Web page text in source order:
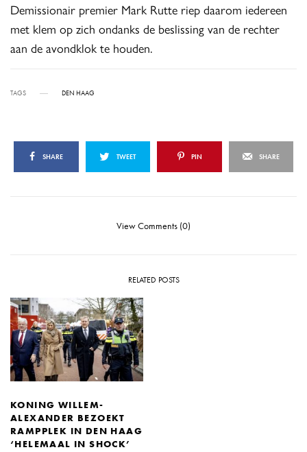
Demissionair premier Mark Rutte riep daarom iedereen
met klem op zich ondanks de beslissing van de rechter
aan de avondklok te houden.
TAGS DEN HAAG
SHARE TWEET PIN SHARE
View Comments (0)
RELATED POSTS
KONING WILLEM-
ALEXANDER BEZOEKT
RAMPPLEK IN DEN HAAG
‘HELEMAAL IN SHOCK’